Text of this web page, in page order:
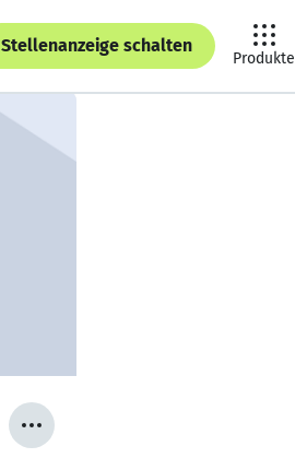
Stellenanzeige schalten
Produkte